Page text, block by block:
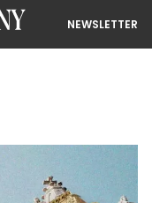
NEWSLETTER